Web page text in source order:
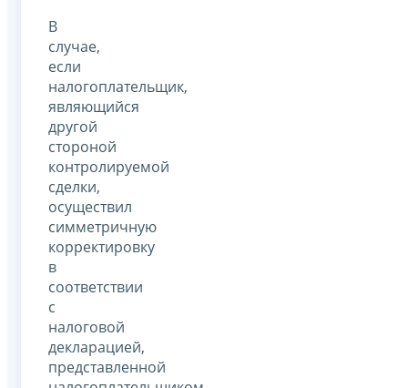
В
случае,
если
налогоплательщик,
являющийся
другой
стороной
контролируемой
сделки,
осуществил
симметричную
корректировку
в
соответствии
с
налоговой
декларацией,
представленной